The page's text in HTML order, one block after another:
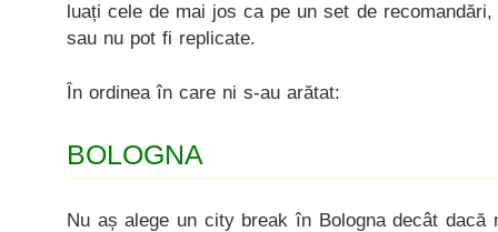
luați cele de mai jos ca pe un set de
sau nu pot fi replicate.
În ordinea în care ni s-au arătat:
BOLOGNA
Nu aș alege un city break în Bologna decât dacă